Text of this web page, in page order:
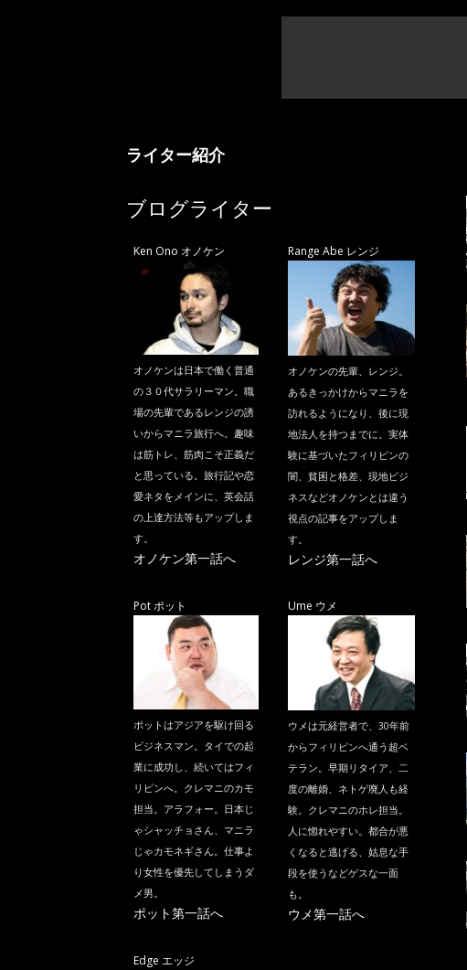
ライター紹介
ブログライター
Ken Ono オノケン
オノケンは日本で働く普通
の３０代サラリーマン。職
場の先輩であるレンジの誘
いからマニラ旅行へ。趣味
は筋トレ、筋肉こそ正義だ
と思っている。旅行記や恋
愛ネタをメインに、英会話
の上達方法等もアップしま
す。
オノケン第一話へ
Range Abe レンジ
オノケンの先輩、レンジ。
あるきっかけからマニラを
訪れるようになり、後に現
地法人を持つまでに。実体
験に基づいたフィリピンの
闇、貧困と格差、現地ビジ
ネスなどオノケンとは違う
視点の記事をアップしま
す。
レンジ第一話へ
Pot ポット
ポットはアジアを駆け回る
ビジネスマン。タイでの起
業に成功し、続いてはフィ
リピンへ。クレマニのカモ
担当。アラフォー。日本じ
ゃシャッチョさん、マニラ
じゃカモネギさん。仕事よ
り女性を優先してしまうダ
メ男。
ポット第一話へ
Ume ウメ
ウメは元経営者で、30年前
からフィリピンへ通う超ベ
テラン。早期リタイア、二
度の離婚、ネトゲ廃人も経
験。クレマニのホレ担当。
人に惚れやすい。都合が悪
くなると逃げる、姑息な手
段を使うなどゲスな一面
も。
ウメ第一話へ
Edge エッジ